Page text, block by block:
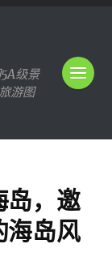
级景
游图
岛，邀
海岛风